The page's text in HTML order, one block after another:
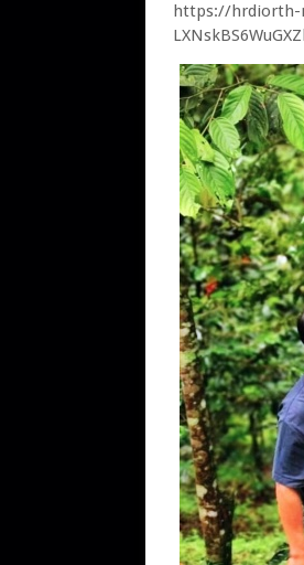
https://hrdiorth-